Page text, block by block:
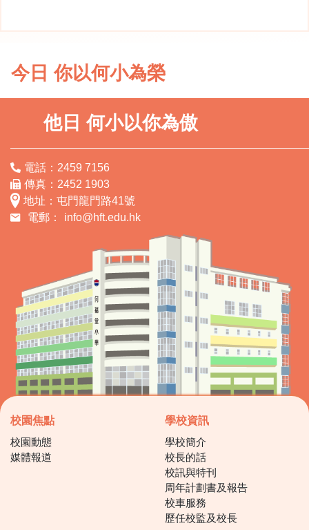
今日 你以何小為榮
他日 何小以你為傲
電話：2459 7156
傳真：2452 1903
地址：屯門龍門路41號
電郵：
info@hft.edu.hk
校園焦點
校園動態
媒體報道
學校資訊
學校簡介
校長的話
校訊與特刊
周年計劃書及報告
校車服務
歷任校監及校長